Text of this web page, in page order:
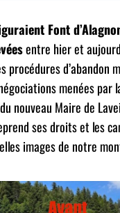
Font
entre hier et
procédures d’abandon
menées par
nouveau Maire de
ses droits et les
images de notre